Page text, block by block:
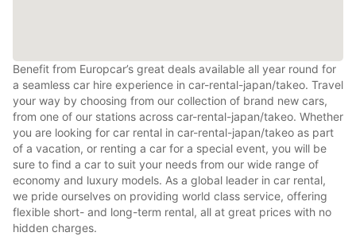
Benefit from Europcar’s great deals available all year round for
a seamless car hire experience in car-rental-japan/takeo. Travel
your way by choosing from our collection of brand new cars,
from one of our stations across car-rental-japan/takeo. Whether
you are looking for car rental in car-rental-japan/takeo as part
of a vacation, or renting a car for a special event, you will be
sure to find a car to suit your needs from our wide range of
economy and luxury models. As a global leader in car rental,
we pride ourselves on providing world class service, offering
flexible short- and long-term rental, all at great prices with no
hidden charges.